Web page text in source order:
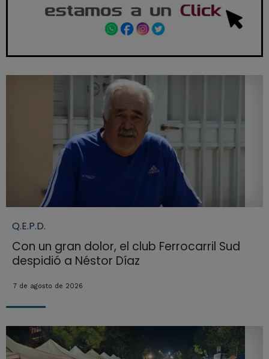
Q.E.P.D.
Con un gran dolor, el club Ferrocarril Sud
despidió a Néstor Díaz
7 de agosto de 2026